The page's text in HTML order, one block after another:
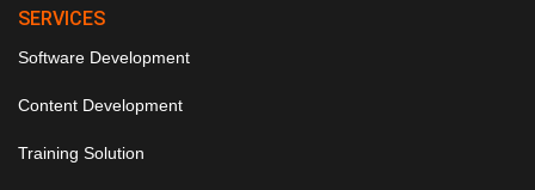
SERVICES
Software Development
Content Development
Training Solution